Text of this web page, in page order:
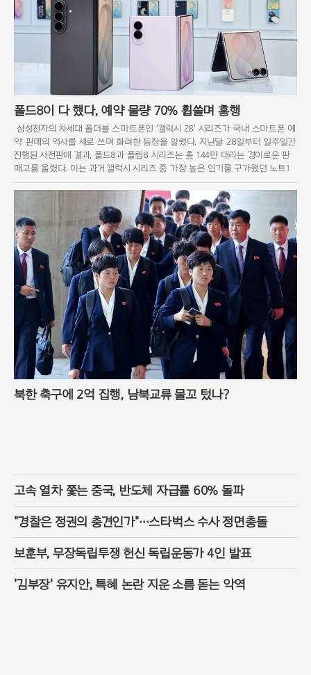
폴드8이 다 했다, 예약 물량 70% 휩쓸며 흥행
삼성전자의 차세대 폴더블 스마트폰인 '갤럭시 Z8' 시리즈가 국내 스마트폰 예
약 판매의 역사를 새로 쓰며 화려한 등장을 알렸다. 지난달 28일부터 일주일간
진행된 사전판매 결과, 폴드8과 플립8 시리즈는 총 144만 대라는 경이로운 판
매고를 올렸다. 이는 과거 갤럭시 시리즈 중 가장 높은 인기를 구가했던 노트1
북한 축구에 2억 집행, 남북교류 물꼬 텄나?
고속 열차 쫓는 중국, 반도체 자급률 60% 돌파
"경찰은 정권의 충견인가"…스타벅스 수사 정면충돌
보훈부, 무장독립투쟁 헌신 독립운동가 4인 발표
'김부장' 유지안, 특혜 논란 지운 소름 돋는 악역